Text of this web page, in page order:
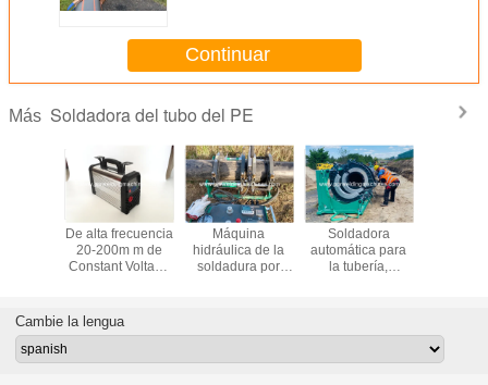
Continuar
Más Soldadora del tubo del PE
de la
plástica
De alta frecuencia
20-200m m de
Constant Voltage
para el HDPE
Máquina
hidráulica de la
soldadura por
máquina de la
tuberías del
Soldadora
automática para
la tubería,
HDPE
20
315
Cambie la lengua